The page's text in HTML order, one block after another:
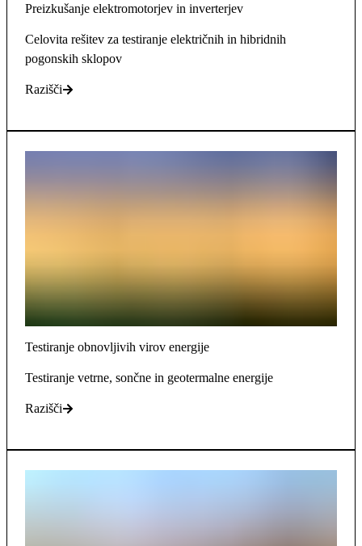
Preizkušanje elektromotorjev in inverterjev
Celovita rešitev za testiranje električnih in hibridnih
pogonskih sklopov
Razišči
Testiranje obnovljivih virov energije
Testiranje vetrne, sončne in geotermalne energije
Razišči